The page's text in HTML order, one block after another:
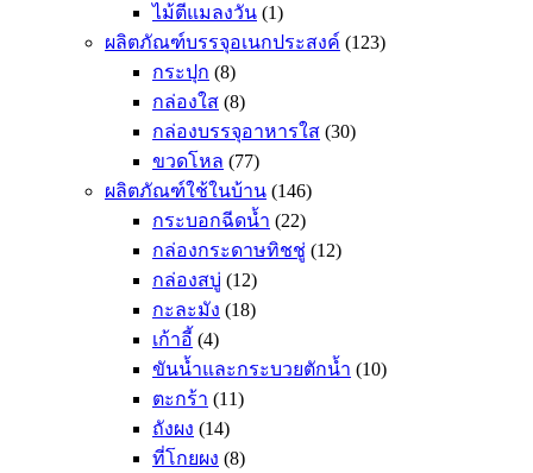
ไม้ตีแมลงวัน (1)
ผลิตภัณฑ์บรรจุอเนกประสงค์ (123)
กระปุก (8)
กล่องใส (8)
กล่องบรรจุอาหารใส (30)
ขวดโหล (77)
ผลิตภัณฑ์ใช้ในบ้าน (146)
กระบอกฉีดน้ำ (22)
กล่องกระดาษทิชชู่ (12)
กล่องสบู่ (12)
กะละมัง (18)
เก้าอี้ (4)
ขันน้ำและกระบวยตักน้ำ (10)
ตะกร้า (11)
ถังผง (14)
ที่โกยผง (8)